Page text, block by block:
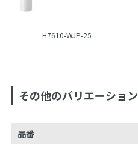
H7610-WJP-25
その他のバリエーション
品番